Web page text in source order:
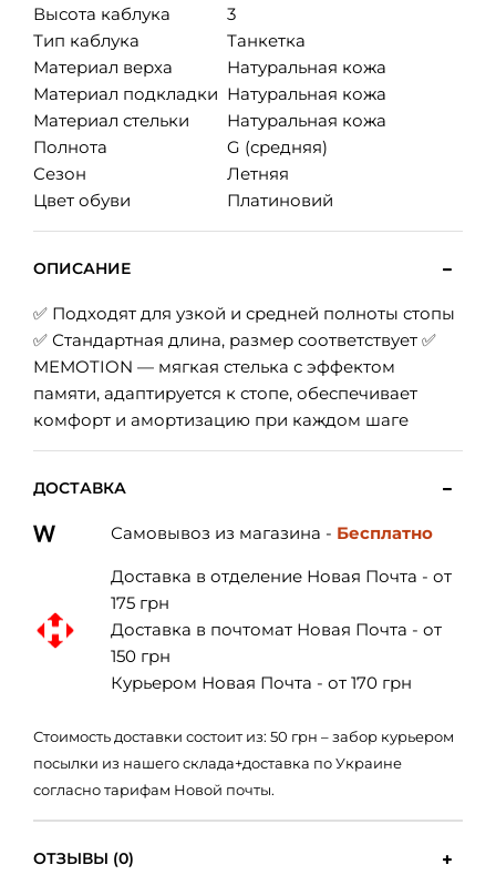
Высота каблука
3
Тип каблука
Танкетка
Материал верха
Натуральная кожа
Материал подкладки Натуральная кожа
Материал стельки
Натуральная кожа
Полнота
G (средняя)
Сезон
Летняя
Цвет обуви
Платиновий
ОПИСАНИЕ
✅ Подходят для узкой и средней полноты стопы
✅ Стандартная длина, размер соответствует ✅
MEMOTION — мягкая стелька с эффектом
памяти, адаптируется к стопе, обеспечивает
комфорт и амортизацию при каждом шаге
ДОСТАВКА
Самовывоз из магазина - Бесплатно
Доставка в отделение Новая Почта - от
175 грн
Доставка в почтомат Новая Почта - от
150 грн
Курьером Новая Почта - от 170 грн
Стоимость доставки состоит из: 50 грн – забор курьером
посылки из нашего склада+доставка по Украине
согласно тарифам Новой почты.
ОТЗЫВЫ (0)